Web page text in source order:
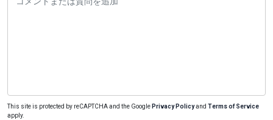
This site is protected by reCAPTCHA and the Google Privacy Policyand Terms of Service
apply.